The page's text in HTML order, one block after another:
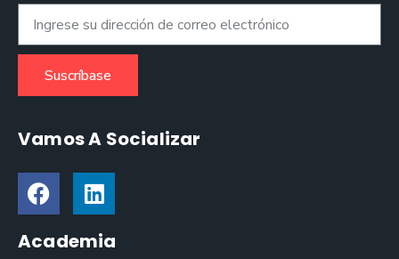
Suscríbase
Vamos A Socializar
Academia